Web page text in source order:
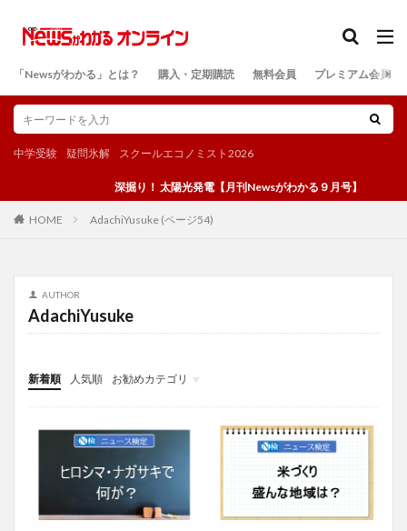
「Newsがわかる」とは？ 購入・定期購読 無料会員 プレミアム会員
中学受験 疑問氷解 スクールエコノミスト2026
深掘り！ 太陽光発電【月刊Newsがわかる９月号】
HOME AdachiYusuke (ページ54)
AUTHOR
AdachiYusuke
新着順 人気順
お勧めカテゴリ
投稿
学び
マンガ
電子書籍
検索